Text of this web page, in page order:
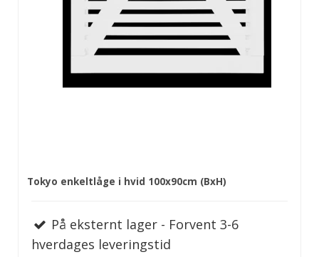
Tokyo enkeltlåge i hvid 100x90cm (BxH)
På eksternt lager - Forvent 3-6
hverdages leveringstid